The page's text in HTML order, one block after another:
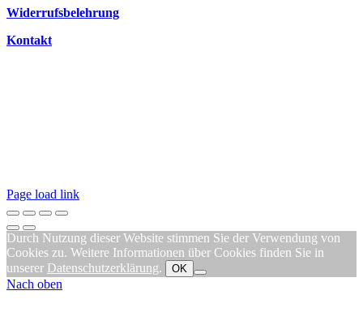
Widerrufsbelehrung
Kontakt
Page load link
Durch Nutzung dieser Website stimmen Sie der Verwendung von
Cookies zu. Weitere Informationen über Cookies finden Sie in
unserer Datenschutzerklärung. OK
Nach oben